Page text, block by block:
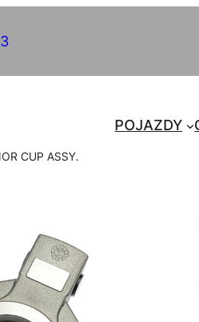
POJAZDY
CUP ASSY.